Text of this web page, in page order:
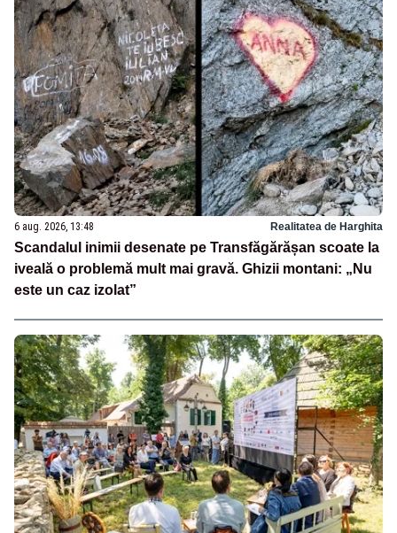
6 aug. 2026, 13:48 Realitatea de Harghita
Scandalul inimii desenate pe Transfăgărășan scoate la
iveală o problemă mult mai gravă. Ghizii montani: „Nu
este un caz izolat”